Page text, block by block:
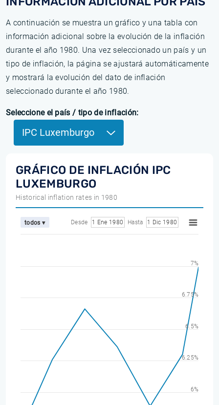
A continuación se muestra un gráfico y una tabla con
información adicional sobre la evolución de la inflación
durante el año 1980. Una vez seleccionado un país y un
tipo de inflación, la página se ajustará automáticamente
y mostrará la evolución del dato de inflación
seleccionado durante el año 1980.
Seleccione el país / tipo de inflación:
IPC Luxemburgo
GRÁFICO DE INFLACIÓN IPC
LUXEMBURGO
Historical inflation rates in 1980
todos ▾ Desde 1 Ene 1980 Hasta 1 Dic 1980
6%
7%
6.25%
6.5%
6.75%